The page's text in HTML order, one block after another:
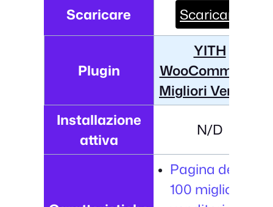
Scaricare
Scaricare
Plugin
YITH
WooCommerce
Migliori Vendite
Installazione
attiva
N/D
Pagina dei
100 migliori